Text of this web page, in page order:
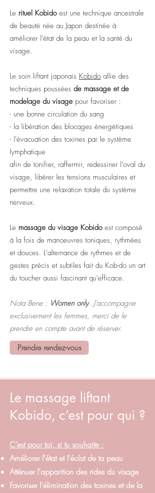
Le rituel Kobidoest une technique ancestrale
de beauté née au Japon destinée à
améliorer l'état de la peau et la santé du
visage.
Le soin liftant japonais Kobido allie des
techniques poussées de massage et de
modelage du visage pour favoriser :
- une bonne circulation du sang
- la libération des blocages énergétiques
- l'évacuation des toxines par le système
lymphatique
afin de tonifier, raffermir, redessiner l'oval du
visage, libérer les tensions musculaires et
permettre une relaxation totale du système
nerveux.
Le massage du visage Kobidoest composé
à la fois de manoeuvres toniques, rythmées
et douces. L'alternance de rythmes et de
gestes précis et subtiles fait du Kob-do un art
du toucher aussi fascinant qu'efficace.
Nota Bene : Women only. J'accompagne
exclusivement les femmes, merci de le
prendre en compte avant de réserver.
Prendre rendez-vous
Le massage liftant
Kobido, c’est pour qui ?
C’est pour toi, si tu souhaite :
Améliorer l'état et l'éclat de ta peau
Atténuer l'apparition des rides du visage
Favoriser l'élimination des toxines et de la